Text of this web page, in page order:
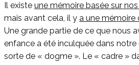
Il existe une mémoire basée sur
mais avant cela, il y a une mémoire
Une grande partie de ce que nous
enfance a été inculquée dans
sorte de « dogme ». Le « cadre »